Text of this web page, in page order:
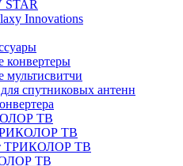
STAR
Innovations
конвертеры
мультисвитчи
спутниковых антенн
ТВ
ТВ
ТРИКОЛОР ТВ
ТВ